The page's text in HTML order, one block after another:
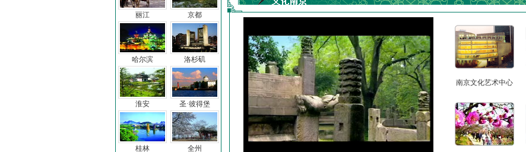
丽江
哈尔滨
淮安
桂林
京都
洛杉矶
圣·彼得堡
全州
南京文化艺术中心